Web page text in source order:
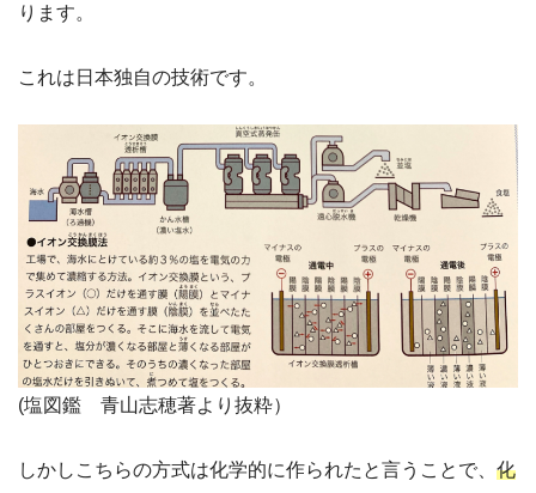
ります。
これは日本独自の技術です。
(塩図鑑 青山志穂著より抜粋）
しかしこちらの方式は化学的に作られたと言うことで、 化